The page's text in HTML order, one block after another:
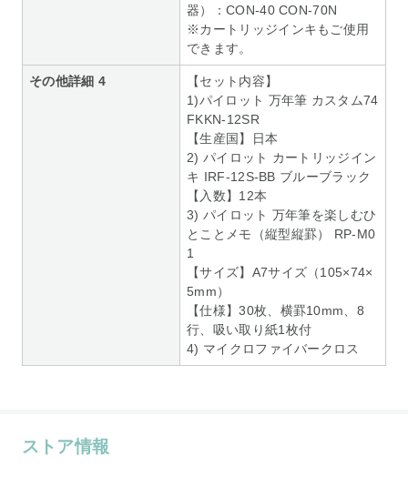
器）：CON-40 CON-70N
※カートリッジインキもご使用
できます。
その他詳細 4
【セット内容】
1)パイロット 万年筆 カスタム74
FKKN-12SR
【生産国】日本
2) パイロット カートリッジイン
キ IRF-12S-BB ブルーブラック
【入数】12本
3) パイロット 万年筆を楽しむひ
とことメモ（縦型縦罫） RP-M0
1
【サイズ】A7サイズ（105×74×
5mm）
【仕様】30枚、横罫10mm、8
行、吸い取り紙1枚付
4) マイクロファイバークロス
ストア情報